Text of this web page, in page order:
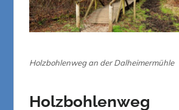
Holzbohlenweg an der Dalheimermühle
Holzbohlenweg